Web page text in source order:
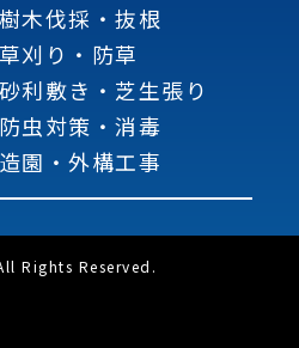
樹木伐採・抜根
草刈り・防草
砂利敷き・芝生張り
防虫対策・消毒
造園・外構工事
Rights Reserved.